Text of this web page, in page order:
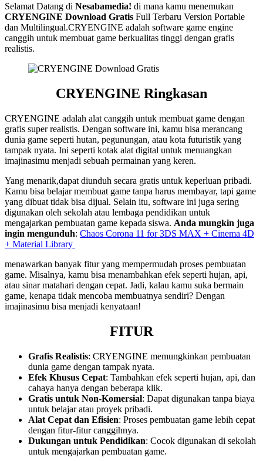
Selamat Datang di Nesabamedia! di mana kamu menemukan
CRYENGINE Download Gratis Full Terbaru Version Portable
dan Multilingual.CRYENGINE adalah software game engine
canggih untuk membuat game berkualitas tinggi dengan grafis
realistis.
CRYENGINE Ringkasan
CRYENGINE adalah alat canggih untuk membuat game dengan
grafis super realistis. Dengan software ini, kamu bisa merancang
dunia game seperti hutan, pegunungan, atau kota futuristik yang
tampak nyata. Ini seperti kotak alat digital untuk menuangkan
imajinasimu menjadi sebuah permainan yang keren.
Yang menarik,dapat diunduh secara gratis untuk keperluan pribadi.
Kamu bisa belajar membuat game tanpa harus membayar, tapi game
yang dibuat tidak bisa dijual. Selain itu, software ini juga sering
digunakan oleh sekolah atau lembaga pendidikan untuk
mengajarkan pembuatan game kepada siswa. Anda mungkin juga
ingin mengunduh: Chaos Corona 11 for 3DS MAX + Cinema 4D
+ Material Library
menawarkan banyak fitur yang mempermudah proses pembuatan
game. Misalnya, kamu bisa menambahkan efek seperti hujan, api,
atau sinar matahari dengan cepat. Jadi, kalau kamu suka bermain
game, kenapa tidak mencoba membuatnya sendiri? Dengan
imajinasimu bisa menjadi kenyataan!
FITUR
Grafis Realistis: CRYENGINE memungkinkan pembuatan
dunia game dengan tampak nyata.
Efek Khusus Cepat: Tambahkan efek seperti hujan, api, dan
cahaya hanya dengan beberapa klik.
Gratis untuk Non-Komersial: Dapat digunakan tanpa biaya
untuk belajar atau proyek pribadi.
Alat Cepat dan Efisien: Proses pembuatan game lebih cepat
dengan fitur-fitur canggihnya.
Dukungan untuk Pendidikan: Cocok digunakan di sekolah
untuk mengajarkan pembuatan game.